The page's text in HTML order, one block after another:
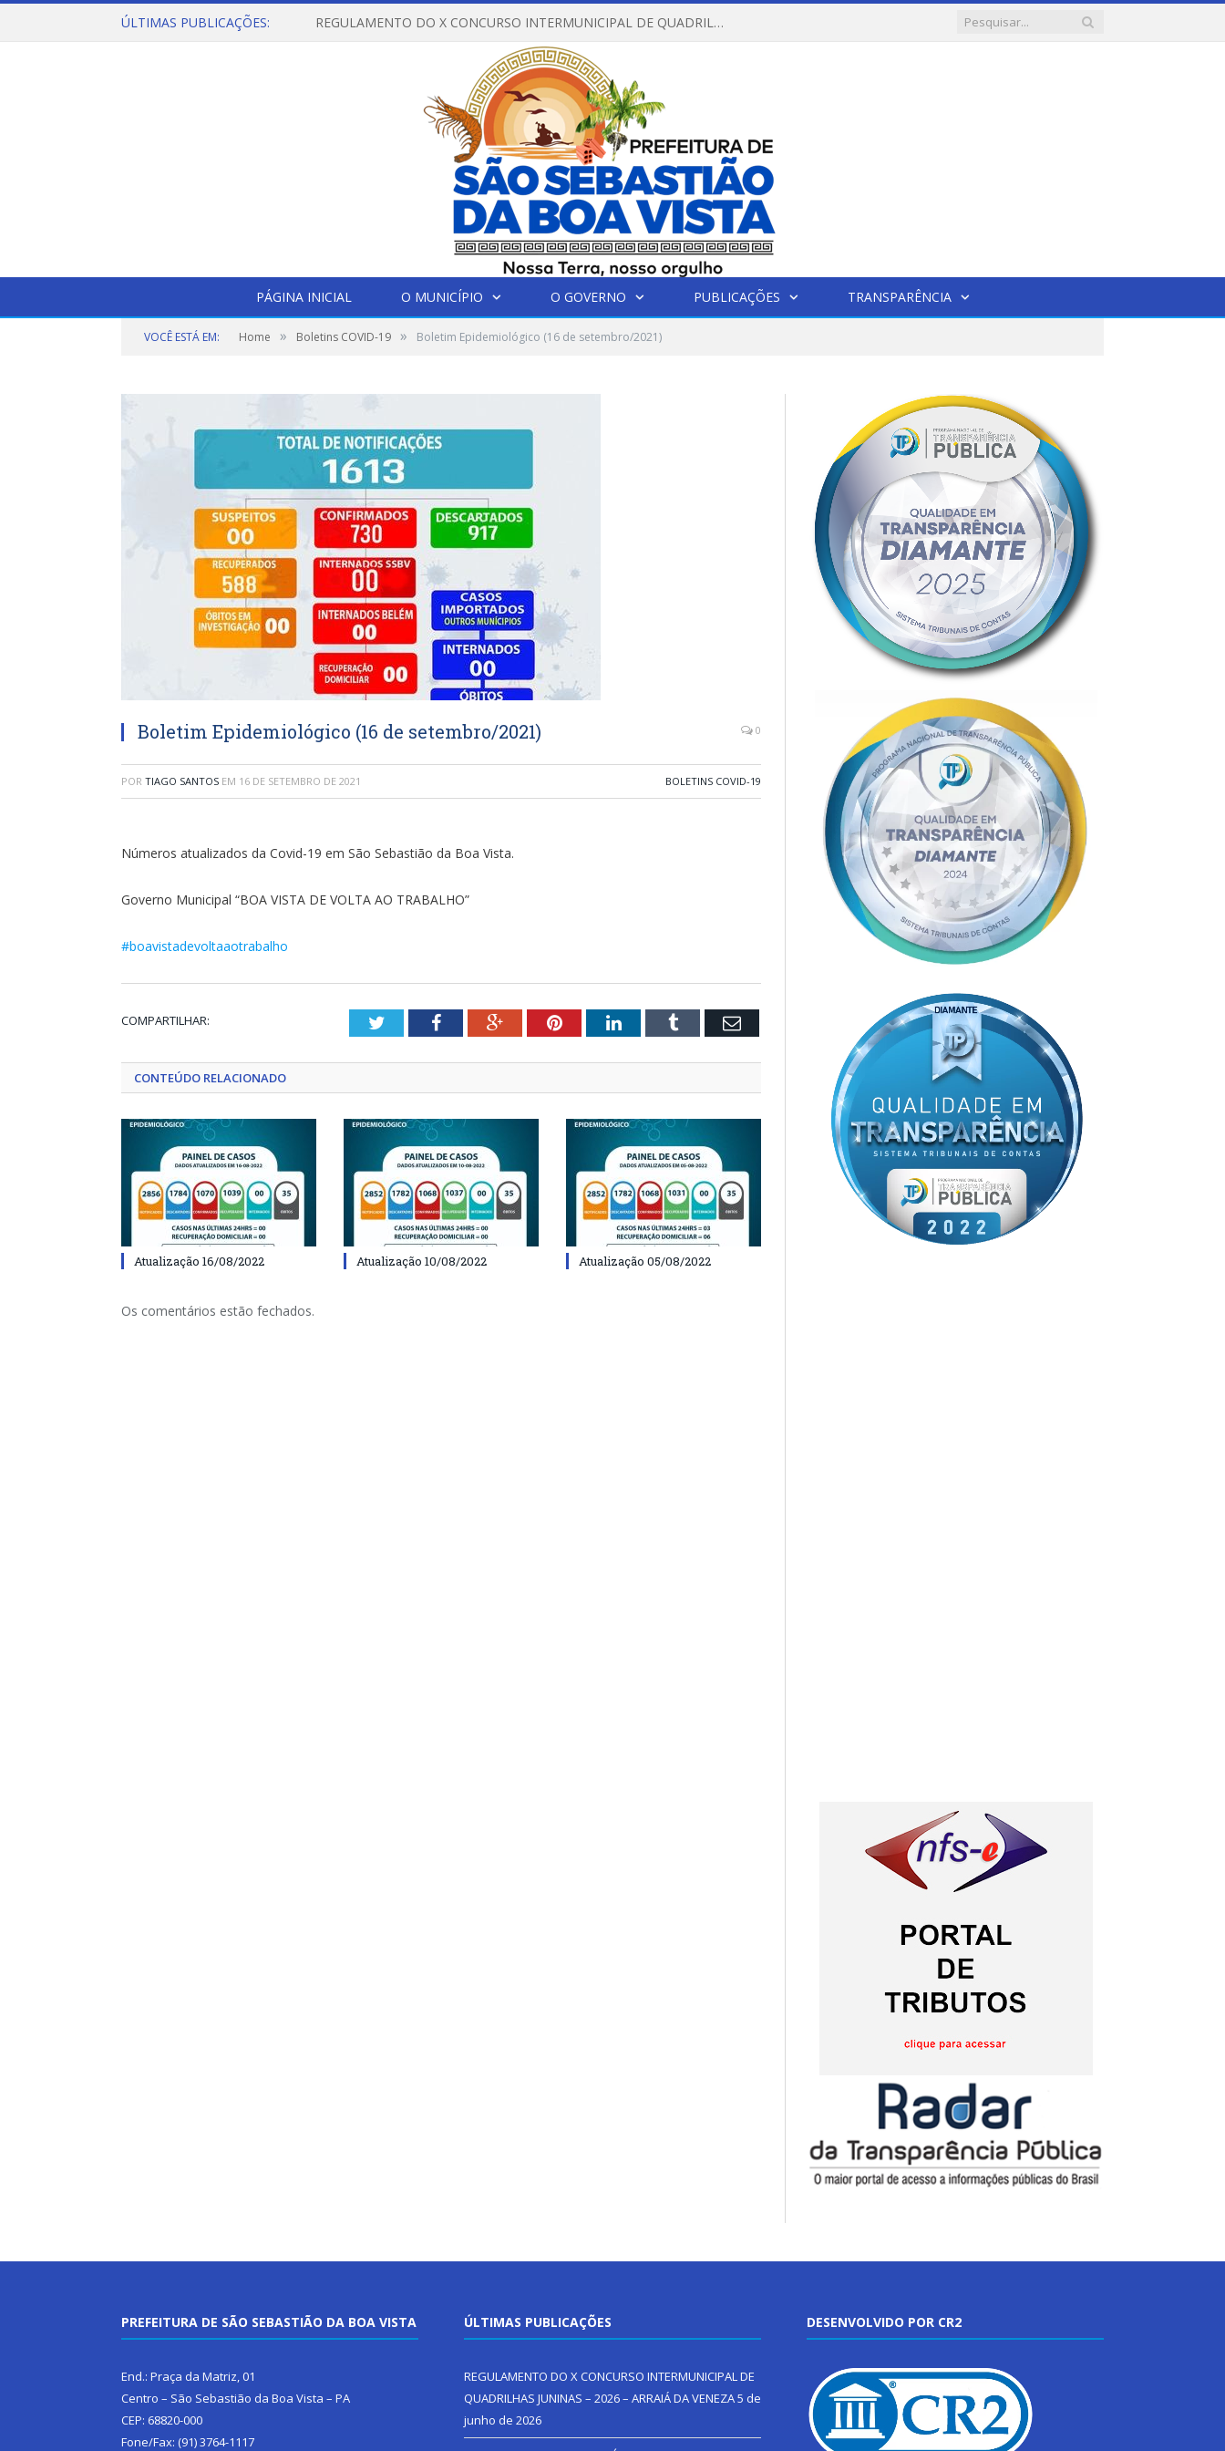
ÚLTIMAS PUBLICAÇÕES: REGULAMENTO DO X CONCURSO INTERMUNICIPAL DE QUADRILHAS JUNINAS – 2026 – ARRAIÁ DA VENEZA
PÁGINA INICIAL O MUNICÍPIO O GOVERNO PUBLICAÇÕES TRANSPARÊNCIA
VOCÊ ESTÁ EM: Home » Boletins COVID-19 » Boletim Epidemiológico (16 de setembro/2021)
Boletim Epidemiológico (16 de setembro/2021) 0
POR TIAGO SANTOS EM 16 DE SETEMBRO DE 2021 BOLETINS COVID-19
Números atualizados da Covid-19 em São Sebastião da Boa Vista.
Governo Municipal “BOA VISTA DE VOLTA AO TRABALHO”
#boavistadevoltaaotrabalho
COMPARTILHAR: TwitterFacebookGoogle+PinterestLinkedInTumblr Email
CONTEÚDO RELACIONADO
Atualização 16/08/2022 Atualização 10/08/2022 Atualização 05/08/2022
Os comentários estão fechados.
PREFEITURA DE SÃO SEBASTIÃO DA BOA VISTA
End.: Praça da Matriz, 01
Centro – São Sebastião da Boa Vista – PA
CEP: 68820-000
Fone/Fax: (91) 3764-1117
ÚLTIMAS PUBLICAÇÕES
REGULAMENTO DO X CONCURSO INTERMUNICIPAL DE
QUADRILHAS JUNINAS – 2026 – ARRAIÁ DA VENEZA5 de
junho de 2026
DESENVOLVIDO POR CR2